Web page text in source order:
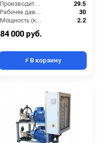
Производительность (л/мин):
29.5
Рабочее давление (бар):
30
Мощность (кВт):
2.2
Обороты двигателя (об/мин):
84 000 руб.
⚡ В корзину